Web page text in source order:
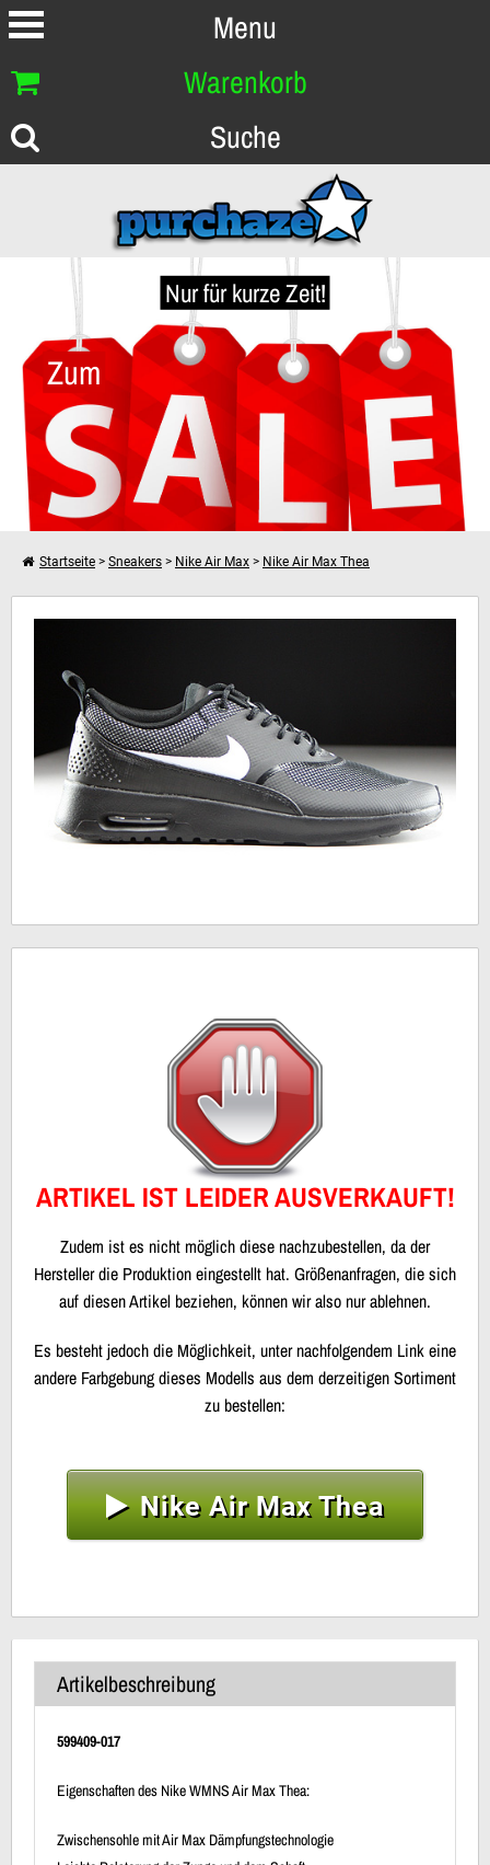
Menu
Warenkorb
Suche
Nur für kurze Zeit!
Zum
Dein Warenkorb ist leer!
Weiter einkaufen
Startseite > Sneakers > Nike Air Max > Nike Air Max Thea
Nike WMNS Air Max Thea
ARTIKEL IST LEIDER AUSVERKAUFT!
Zudem ist es nicht möglich diese nachzubestellen, da der
Hersteller die Produktion eingestellt hat. Größenanfragen, die sich
auf diesen Artikel beziehen, können wir also nur ablehnen.
Es besteht jedoch die Möglichkeit, unter nachfolgendem Link eine
andere Farbgebung dieses Modells aus dem derzeitigen Sortiment
zu bestellen:
Nike Air Max Thea
Artikelbeschreibung
599409-017
Eigenschaften des Nike WMNS Air Max Thea:
Zwischensohle mit Air Max Dämpfungstechnologie